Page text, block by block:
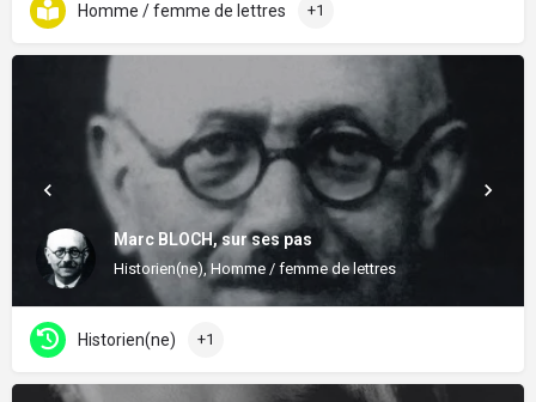
Homme / femme de lettres +1
Marc BLOCH, sur ses pas
Historien(ne), Homme / femme de lettres
Historien(ne) +1